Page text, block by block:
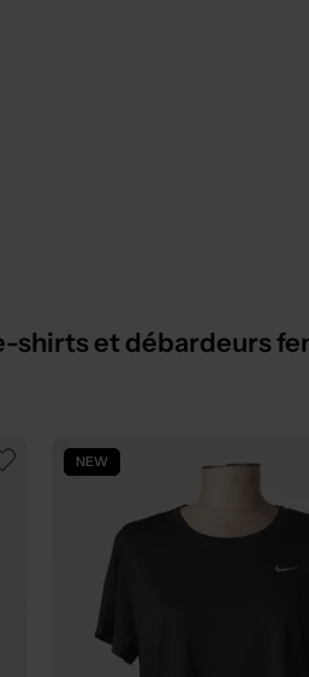
shirts et débardeurs
NEW